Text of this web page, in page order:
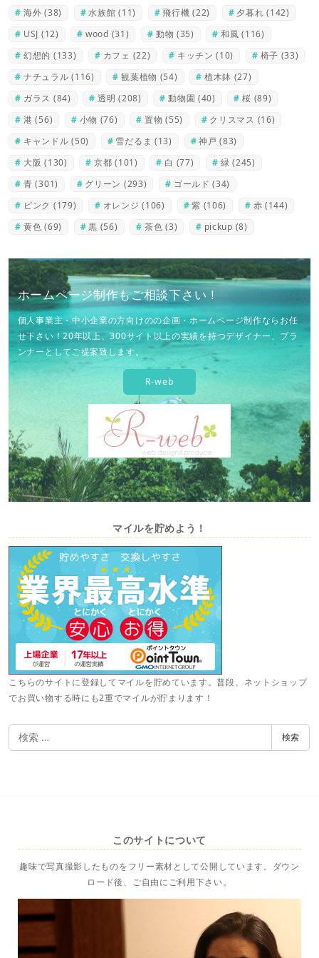
海外 (38) 水族館 (11) 飛行機 (22) 夕暮れ (142)
USJ (12) wood (31) 動物 (35) 和風 (116)
幻想的 (133) カフェ (22) キッチン (10) 椅子 (33)
ナチュラル (116) 観葉植物 (54) 植木鉢 (27)
ガラス (84) 透明 (208) 動物園 (40) 桜 (89)
港 (56) 小物 (76) 置物 (55) クリスマス (16)
キャンドル (50) 雪だるま (13) 神戸 (83)
大阪 (130) 京都 (101) 白 (77) 緑 (245)
青 (301) グリーン (293) ゴールド (34)
ピンク (179) オレンジ (106) 紫 (106) 赤 (144)
黄色 (69) 黒 (56) 茶色 (3) pickup (8)
ホームページ制作もご相談下さい！
個人事業主・中小企業の方向けのの企画・ホームページ制作ならお任
せ下さい！20年以上、300サイト以上の実績を持つデザイナー、プラ
ンナーとしてご提案致します。
R-web
マイルを貯めよう！
こちらのサイトに登録してマイルを貯めています。普段、ネットショップ
でお買い物する時にも2重でマイルが貯まります！
検
索
検索
このサイトについて
趣味で写真撮影したものをフリー素材として公開しています。ダウン
ロード後、ご自由にご利用下さい。